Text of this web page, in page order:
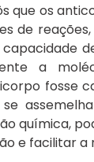
que os
de
capacidade
a
fosse
química,
e facilitar a